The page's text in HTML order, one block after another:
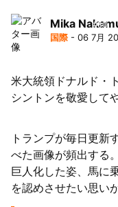
出さ
#10
Mika
国際 - 06 7月
米大統領ドナルド・
シントンを敬愛して
トランプが毎日更新
べた画像が頻出する
巨人化した姿、馬に
を認めさせたい思い